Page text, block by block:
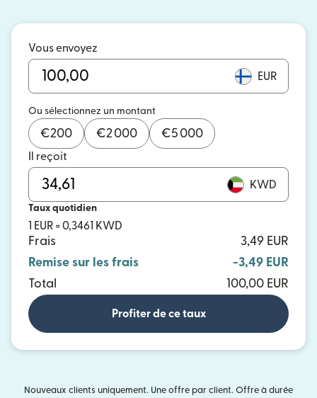
Vous envoyez
EUR
Ou sélectionnez un montant
€200 €2 000 €5 000
Il reçoit
KWD
Taux quotidien
1 EUR = 0,3461 KWD
Frais
3,49 EUR
Remise sur les frais
-3,49 EUR
Total
100,00 EUR
Profiter de ce taux
Nouveaux clients uniquement. Une offre par client. Offre à durée